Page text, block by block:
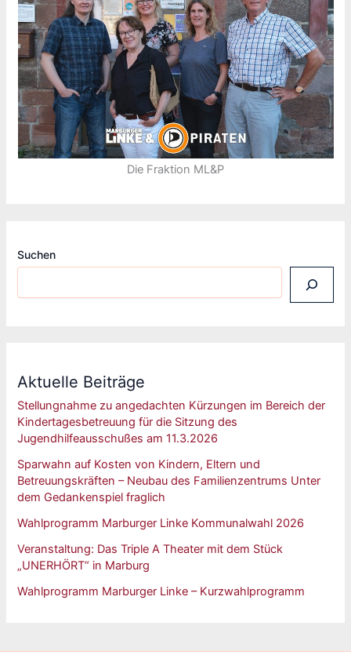
Die Fraktion ML&P
Suchen
Aktuelle Beiträge
Stellungnahme zu angedachten Kürzungen im Bereich der
Kindertagesbetreuung für die Sitzung des
Jugendhilfeausschußes am 11.3.2026
Sparwahn auf Kosten von Kindern, Eltern und
Betreuungskräften – Neubau des Familienzentrums Unter
dem Gedankenspiel fraglich
Wahlprogramm Marburger Linke Kommunalwahl 2026
Veranstaltung: Das Triple A Theater mit dem Stück
„UNERHÖRT“ in Marburg
Wahlprogramm Marburger Linke – Kurzwahlprogramm